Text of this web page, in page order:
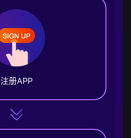
注册APP